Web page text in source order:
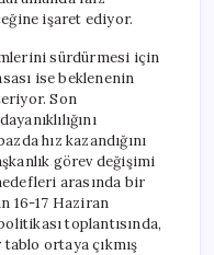
işaret ediyor.
sürdürmesi için
ise beklenenin
Son
hız kazandığını
görev değişimi
arasında bir
16-17 Haziran
toplantısında,
ortaya çıkmış